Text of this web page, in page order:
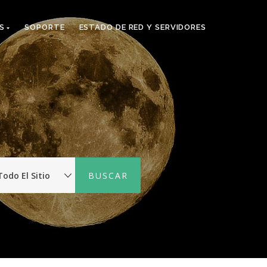
SOPORTE ESTADO DE RED Y SERVIDORES